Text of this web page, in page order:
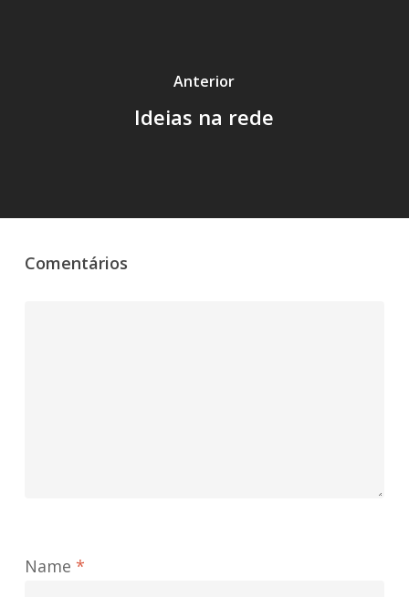
Anterior
Ideias na rede
Comentários
Name *